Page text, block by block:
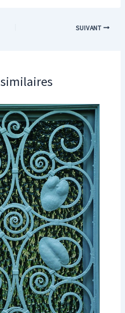
SUIVANT